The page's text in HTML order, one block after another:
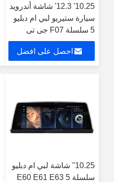
10.25' 12.3' شاشة أندرويد
سيارة ستيريو لبي ام دبليو
5 سلسلة F07 جي تي
2013-2017 NBT مشغل
الوسائط المتعددة
احصل على افضل
10.25'' شاشة لبي ام دبليو
سلسلة 5 E60 E61 E63